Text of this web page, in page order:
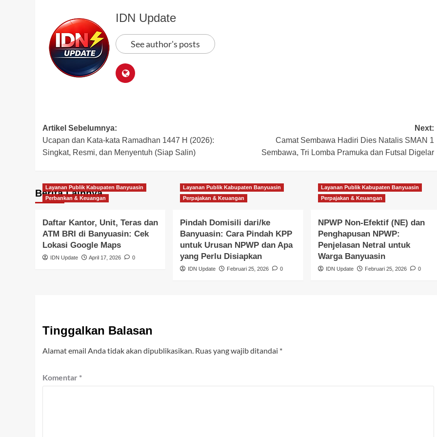
IDN Update
See author's posts
Post
navigation
Artikel Sebelumnya:
Ucapan dan Kata-kata Ramadhan 1447 H (2026):
Singkat, Resmi, dan Menyentuh (Siap Salin)
Next:
Camat Sembawa Hadiri Dies Natalis SMAN 1
Sembawa, Tri Lomba Pramuka dan Futsal Digelar
Berita Lainnya
Layanan Publik Kabupaten Banyuasin
Perbankan & Keuangan
Daftar Kantor, Unit, Teras dan
ATM BRI di Banyuasin: Cek
Lokasi Google Maps
IDN Update April 17, 2026 0
Layanan Publik Kabupaten Banyuasin
Perpajakan & Keuangan
Pindah Domisili dari/ke
Banyuasin: Cara Pindah KPP
untuk Urusan NPWP dan Apa
yang Perlu Disiapkan
IDN Update Februari 25, 2026 0
Layanan Publik Kabupaten Banyuasin
Perpajakan & Keuangan
NPWP Non-Efektif (NE) dan
Penghapusan NPWP:
Penjelasan Netral untuk
Warga Banyuasin
IDN Update Februari 25, 2026 0
Tinggalkan Balasan
Alamat email Anda tidak akan dipublikasikan. Ruas yang wajib ditandai *
Komentar *